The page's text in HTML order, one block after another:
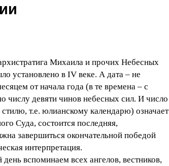
Михаила и прочих Небесных
установлено в IV веке. А дата – не
от начала года (в те времена – с
числу девяти чинов небесных сил. И число
т.е. юлианскому календарю) означает
Суда, состоится последняя,
завершиться окончательной победой
интерпретация.
вспоминаем всех ангелов, вестников,